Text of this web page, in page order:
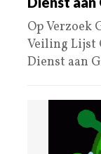
Op Verzoek
Veiling Lijst
Dienst aan